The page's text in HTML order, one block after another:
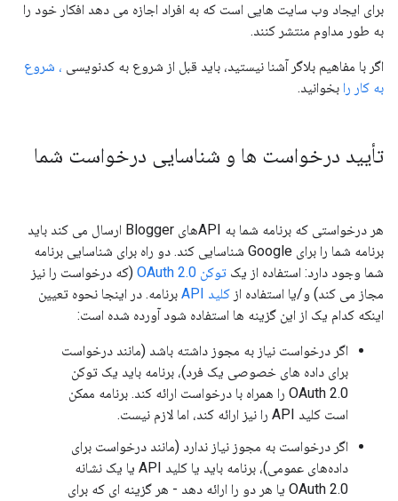
برای ایجاد وب سایت هایی است که به افراد اجازه می دهد افکار خود را
به طور مداوم منتشر کنند.
اگر با مفاهیم بلاگر آشنا نیستید، باید قبل از شروع به کدنویسی ، شروع
به کار را بخوانید.
تأیید درخواست ها و شناسایی درخواست شما
هر درخواستی که برنامه شما به APIهای Blogger ارسال می کند باید
برنامه شما را برای Google شناسایی کند. دو راه برای شناسایی برنامه
شما وجود دارد: استفاده از یک توکن OAuth 2.0
(که درخواست را نیز
مجاز می کند) و/یا استفاده از کلید API
برنامه. در اینجا نحوه تعیین
اینکه کدام یک از این گزینه ها استفاده شود آورده شده است:
اگر درخواست نیاز به مجوز داشته باشد (مانند درخواست
برای داده های خصوصی یک فرد)، برنامه باید یک توکن
OAuth 2.0 را همراه با درخواست ارائه کند. برنامه ممکن
است کلید API را نیز ارائه کند، اما لازم نیست.
اگر درخواست به مجوز نیاز ندارد (مانند درخواست برای
داده‌های عمومی)، برنامه باید یا کلید API یا یک نشانه
OAuth 2.0 یا هر دو را ارائه دهد - هر گزینه ای که برای